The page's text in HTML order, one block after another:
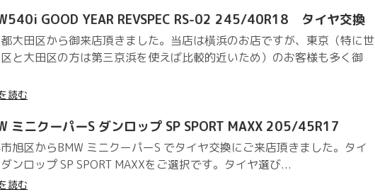
GOOD YEAR REVSPEC RS-02 245/40R18 タイヤ交換
大田区から御来店頂きました。当店は橫浜のお店ですが、東京（特に世
と大田区の方は第三京浜を使えば比較的近いため）のお客様も多く御
読む
ミニクーパーS ダンロップ SP SPORT MAXX 205/45R17
旭区からBMW ミニクーパーS でタイヤ交換にご来店頂きました。タイ
ンロップ SP SPORT MAXXをご選択です。タイヤ選び...
読む